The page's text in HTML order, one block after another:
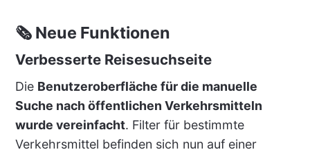
🗞 Neue Funktionen
Verbesserte Reisesuchseite
Die Benutzeroberfläche für die manuelle
Suche nach öffentlichen Verkehrsmitteln
wurde vereinfacht. Filter für bestimmte
Verkehrsmittel befinden sich nun auf einer